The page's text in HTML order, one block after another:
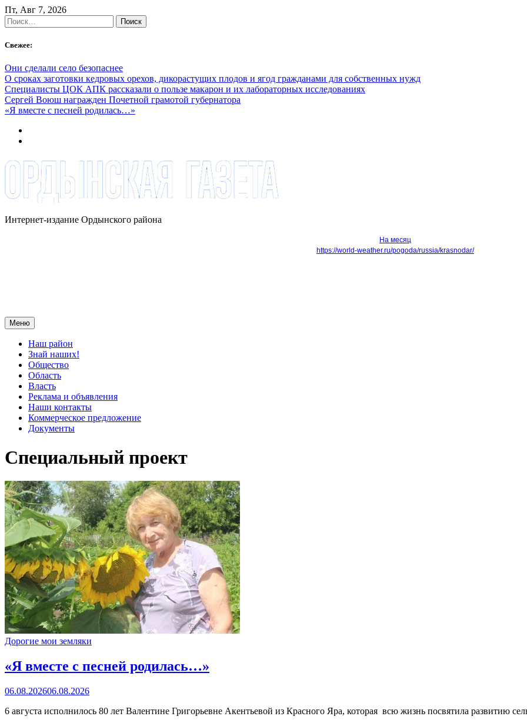
Skip
to
content
Пт, Авг 7, 2026
Найти:
Свежее:
Они сделали село безопаснее
О сроках заготовки кедровых орехов, дикорастущих плодов и ягод гражданами для собственных нужд
Специалисты ЦОК АПК рассказали о пользе макарон и их лабораторных исследованиях
Сергей Воюш награжден Почетной грамотой губернатора
«Я вместе с песней родилась…»
Интернет-издание Ордынского района
На месяц
https://world-weather.ru/pogoda/russia/krasnodar/
Меню
Наш район
Знай наших!
Общество
Область
Власть
Реклама и объявления
Наши контакты
Коммерческое предложение
Документы
Специальный проект
Дорогие мои земляки
«Я вместе с песней родилась…»
06.08.202606.08.2026
6 августа исполнилось 80 лет Валентине Григорьевне Акентьевой из Красного Яра, которая всю жизнь посвятила развитию